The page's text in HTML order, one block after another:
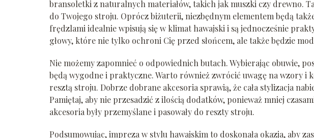
bransoletki z naturalnych materiałów, takich jak muszki czy drewno.
do Twojego stroju. Oprócz biżuterii, niezbędnym elementem będą
frędzlami idealnie wpisują się w klimat hawajski i są jednocześnie
głowy, które nie tylko ochroni Cię przed słońcem, ale także będzie
Nie możemy zapomnieć o odpowiednich butach. Wybierając obuwie,
będą wygodne i praktyczne. Warto również zwrócić uwagę na wzory
resztą stroju. Dobrze dobrane akcesoria sprawią, że cała stylizacja
Pamiętaj, aby nie przesadzić z ilością dodatków, ponieważ mniej
akcesoria były przemyślane i pasowały do reszty stroju.
Podsumowując, impreza w stylu hawajskim to doskonała okazja, aby